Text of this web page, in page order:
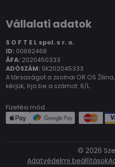
Vállalati adatok
S O F T E L spol. s r. o.
ID: 00692468
ÁFA: 2020450333
ADÓSZÁM: SK202045333
A társaságot a zsolnai OR OS
kérjük, írja be a számot: 6/L.
Fizetési mód
© 2026
Adatvédelmi beállítások